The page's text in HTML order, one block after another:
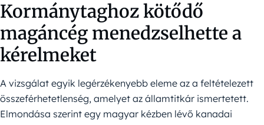
Kormánytaghoz kötődő
magáncég menedzselhette a
kérelmeket
A vizsgálat egyik legérzékenyebb eleme az a feltételezett
összeférhetetlenség, amelyet az államtitkár ismertetett.
Elmondása szerint egy magyar kézben lévő kanadai